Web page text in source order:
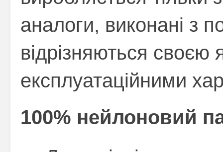
аналоги, виконані з
відрізняються своєю
експлуатаційними
100% нейлоновий